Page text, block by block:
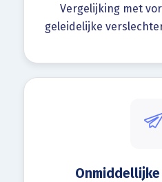
Vergelijking met
geleidelijke